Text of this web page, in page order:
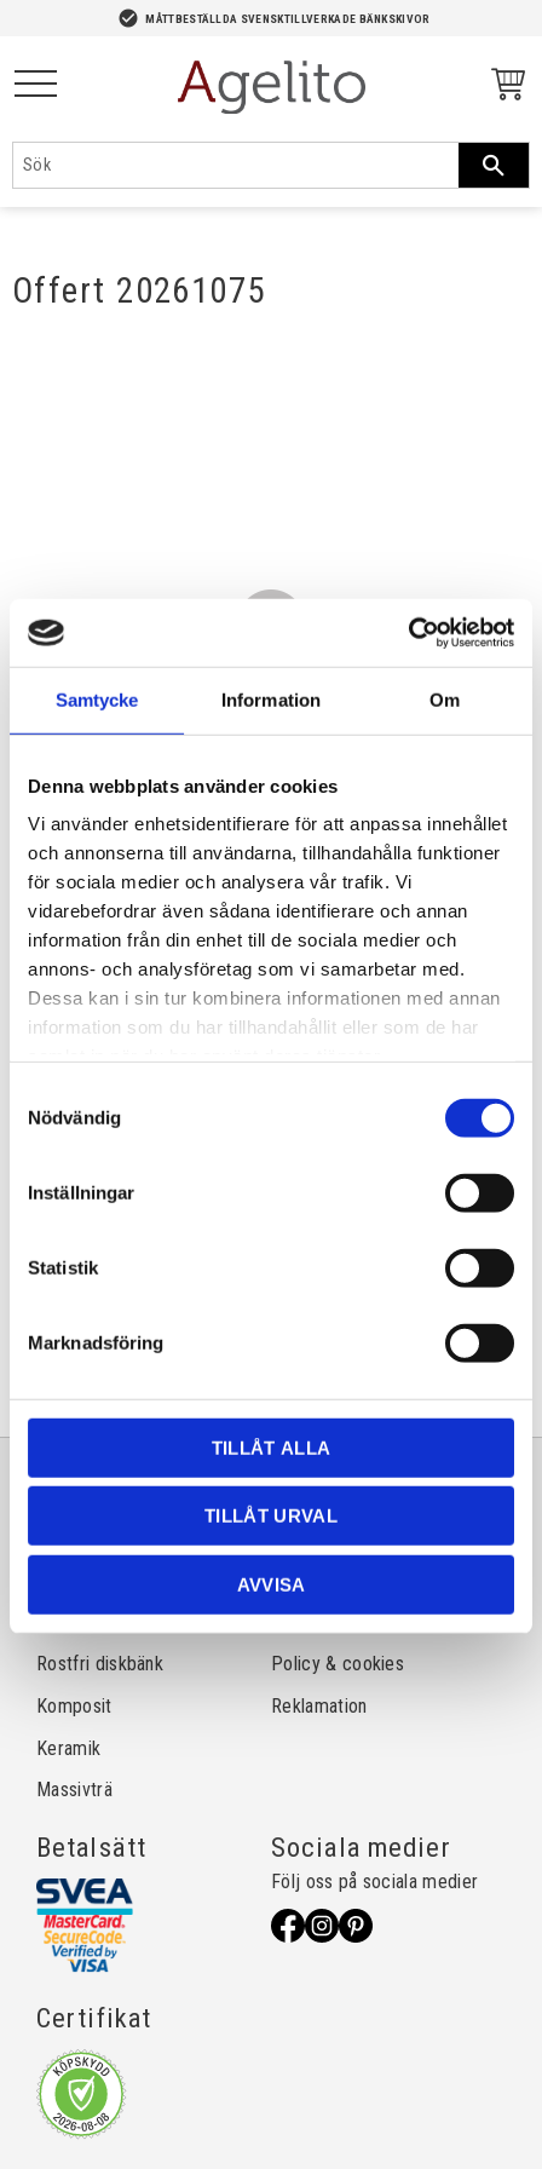
Samtycke Information Om
Denna webbplats använder cookies
Vi använder enhetsidentifierare för att anpassa innehållet
och annonserna till användarna, tillhandahålla funktioner
för sociala medier och analysera vår trafik. Vi
vidarebefordrar även sådana identifierare och annan
information från din enhet till de sociala medier och
annons- och analysföretag som vi samarbetar med.
Dessa kan i sin tur kombinera informationen med annan
information som du har tillhandahållit eller som de har
Nödvändig
Inställningar
Statistik
Marknadsföring
TILLÅT ALLA
TILLÅT URVAL
AVVISA
check_circle MÅTTBESTÄLLDA SVENSKTILLVERKADE BÄNKSKIVOR
Offert 20261075
14 370,00KR
Antal
Lagervara
Artikelnr
20261075
Sortiment
Natursten
Rostfri diskbänk
Komposit
Keramik
Massivträ
Information
Frågor & svar
Köpvillkor
Policy & cookies
Reklamation
Betalsätt
Certifikat
Sociala medier
Följ oss på sociala medier